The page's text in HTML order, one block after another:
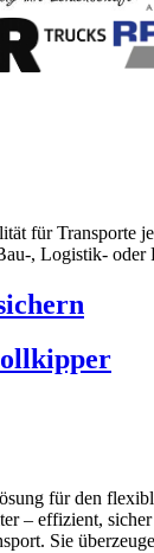
für Transporte
, Logistik-
für den
– effizient,
Sie